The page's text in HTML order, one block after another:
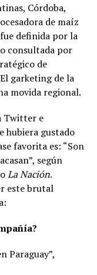
Córdoba,
de maíz
definida por la
consultada por
de
garketing de la
movida regional.
Twitter e
hubiera gustado
favorita es: “Son
según
La Nación.
este brutal
Paraguay”,